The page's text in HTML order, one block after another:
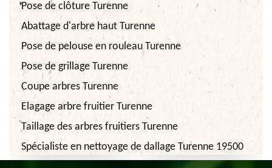
Pose de clôture Turenne
Abattage d'arbre haut Turenne
Pose de pelouse en rouleau Turenne
Pose de grillage Turenne
Coupe arbres Turenne
Elagage arbre fruitier Turenne
Taillage des arbres fruitiers Turenne
Spécialiste en nettoyage de dallage Turenne 19500